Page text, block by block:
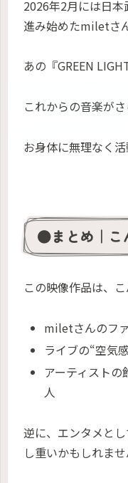
2026年2月には日
進み始めたmiletさ
あの『GREEN
これからの音楽がさ
お身体に無理なく活
●まとめ｜こ
この映像作品は、
miletさんのフ
ライブの“空気
アーティスト
人
逆に、エンタメと
し重いかもしれませ